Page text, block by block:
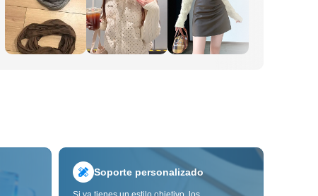
Soporte personalizado